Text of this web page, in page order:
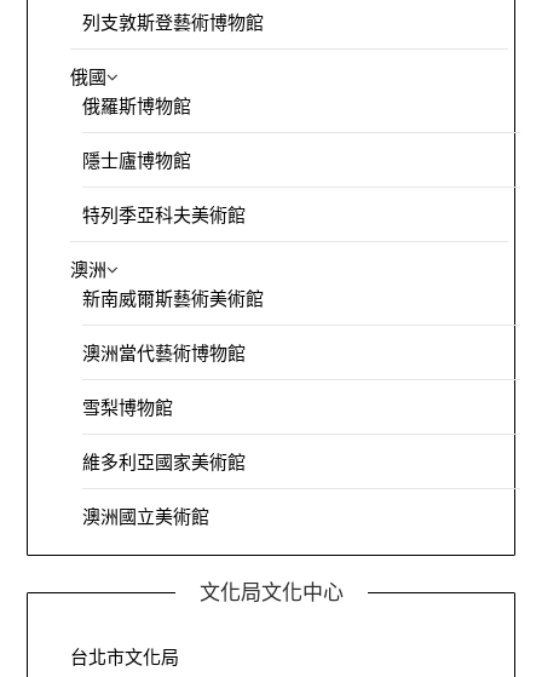
列支敦斯登藝術博物館
俄國
俄羅斯博物館
隱士廬博物館
特列季亞科夫美術館
澳洲
新南威爾斯藝術美術館
澳洲當代藝術博物館
雪梨博物館
維多利亞國家美術館
澳洲國立美術館
文化局文化中心
台北市文化局